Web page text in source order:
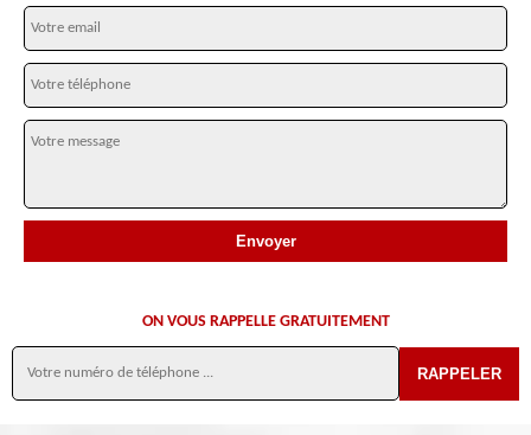
ON VOUS RAPPELLE GRATUITEMENT